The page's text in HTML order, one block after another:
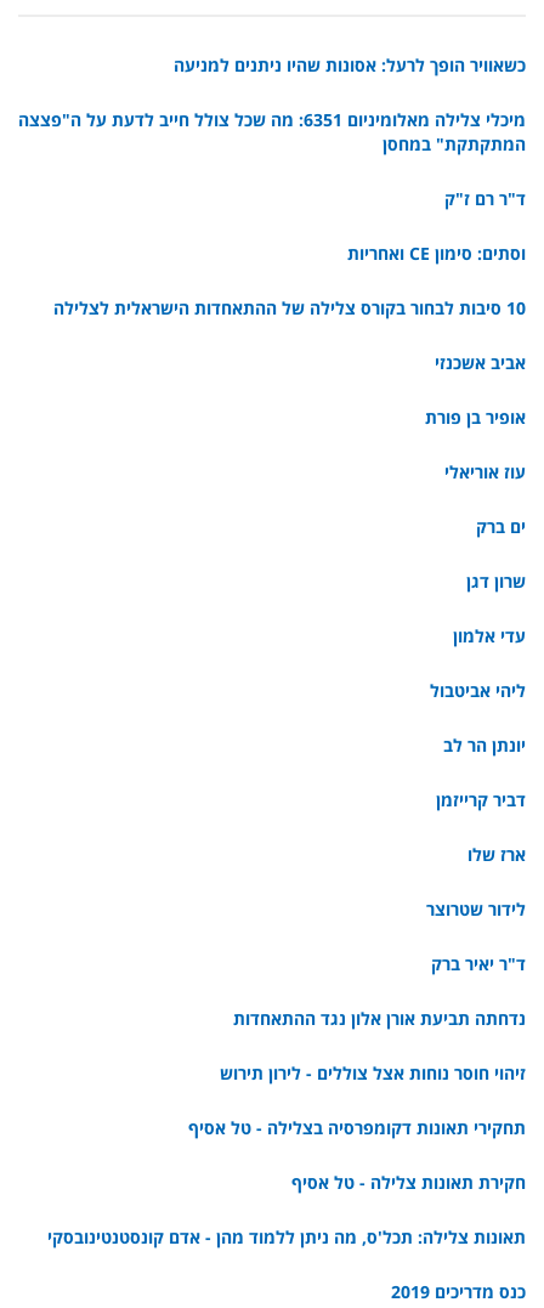
כשאוויר הופך לרעל: אסונות שהיו ניתנים למניעה
מיכלי צלילה מאלומיניום 6351: מה שכל צולל חייב לדעת על ה"פצצה
המתקתקת" במחסן
ד"ר רם ז"ק
וסתים: סימון CE ואחריות
10 סיבות לבחור בקורס צלילה של ההתאחדות הישראלית לצלילה
אביב אשכנזי
אופיר בן פורת
עוז אוריאלי
ים ברק
שרון דגן
עדי אלמון
ליהי אביטבול
יונתן הר לב
דביר קרייזמן
ארז שלו
לידור שטרוצר
ד"ר יאיר ברק
נדחתה תביעת אורן אלון נגד ההתאחדות
זיהוי חוסר נוחות אצל צוללים - לירון תירוש
תחקירי תאונות דקומפרסיה בצלילה - טל אסיף
חקירת תאונות צלילה - טל אסיף
תאונות צלילה: תכל'ס, מה ניתן ללמוד מהן - אדם קונסטנטינובסקי
כנס מדריכים 2019